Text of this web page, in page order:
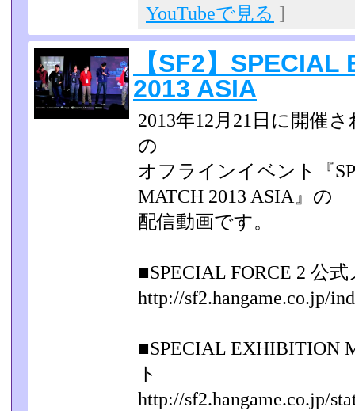
YouTubeで見る ]
【SF2】
2013 ASIA
2013年12月21日に開催
の
オフラインイベント『
MATCH 2013 ASIA』の
配信動画です。
■SPECIAL FORCE 2 公
http://sf2.hangame.co.jp/
■SPECIAL EXHIBITION
ト
http://sf2.hangame.co.jp/